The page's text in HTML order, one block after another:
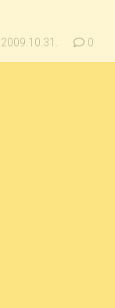
2009.10.31. 0